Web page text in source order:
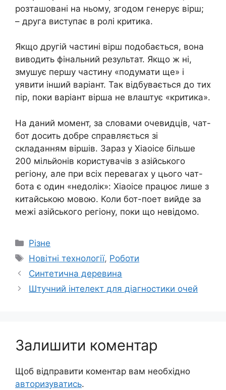
розташовані на ньому, згодом генерує вірш;
– друга виступає в ролі критика.
Якщо другій частині вірш подобається, вона
виводить фінальний результат. Якщо ж ні,
змушує першу частину «подумати ще» і
уявити інший варіант. Так відбувається до тих
пір, поки варіант вірша не влаштує «критика».
На даний момент, за словами очевидців, чат-
бот досить добре справляється зі
складанням віршів. Зараз у Xiaoice більше
200 мільйонів користувачів з азійського
регіону, але при всіх перевагах у цього чат-
бота є один «недолік»: Xiaoice працює лише з
китайською мовою. Коли бот-поет вийде за
межі азійського регіону, поки що невідомо.
Категорії
Різне
Позначки
Новітні технології, Роботи
Синтетична деревина
Штучний інтелект для діагностики очей
Залишити коментар
Щоб відправити коментар вам необхідно
авторизуватись.